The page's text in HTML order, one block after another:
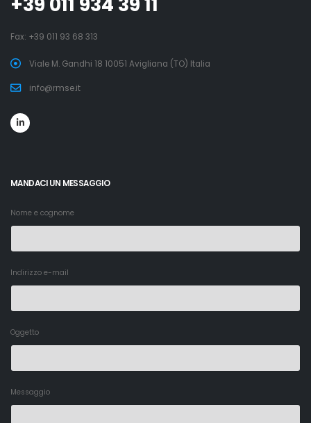
Fax: +39 011 93 68 313
Viale M. Gandhi 18 10051 Avigliana (TO) Italia
info@rmse.it
MANDACI UN MESSAGGIO
Nome e cognome
Indirizzo e-mail
Oggetto
Messaggio